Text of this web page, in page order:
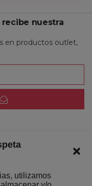
utilizamos
nuestra
en productos outlet,